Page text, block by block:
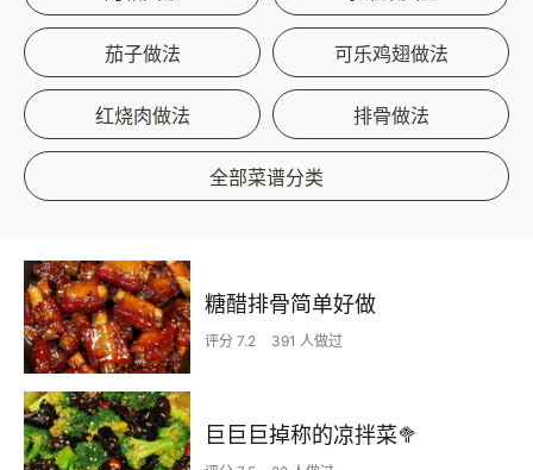
茄子做法 可乐鸡翅做法
红烧肉做法 排骨做法
全部菜谱分类
糖醋排骨简单好做
评分 7.2 391 人做过
巨巨巨掉称的凉拌菜🥦